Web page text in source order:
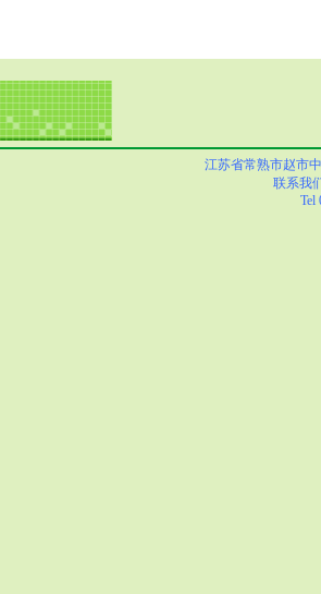
江苏省常熟市赵市
联系我
Tel